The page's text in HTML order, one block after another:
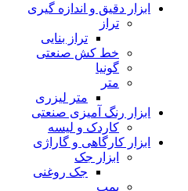
ابزار دقیق و اندازه گیری
تراز
تراز بنایی
خط کش صنعتی
گونیا
متر
متر لیزری
ابزار رنگ آمیزی صنعتی
کاردک و لیسه
ابزار کارگاهی و گاراژی
ابزار جک
جک روغنی
پمپ